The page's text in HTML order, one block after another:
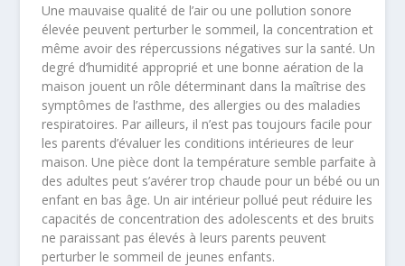
Une mauvaise qualité de l’air ou une pollution sonore
élevée peuvent perturber le sommeil, la concentration et
même avoir des répercussions négatives sur la santé. Un
degré d’humidité approprié et une bonne aération de la
maison jouent un rôle déterminant dans la maîtrise des
symptômes de l’asthme, des allergies ou des maladies
respiratoires. Par ailleurs, il n’est pas toujours facile pour
les parents d’évaluer les conditions intérieures de leur
maison. Une pièce dont la température semble parfaite à
des adultes peut s’avérer trop chaude pour un bébé ou un
enfant en bas âge. Un air intérieur pollué peut réduire les
capacités de concentration des adolescents et des bruits
ne paraissant pas élevés à leurs parents peuvent
perturber le sommeil de jeunes enfants.